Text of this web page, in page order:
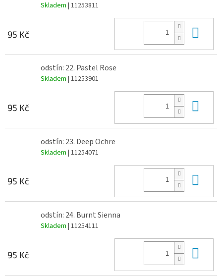
Skladem | 11253811
95 Kč
odstín: 22. Pastel Rose
Skladem | 11253901
95 Kč
odstín: 23. Deep Ochre
Skladem | 11254071
95 Kč
odstín: 24. Burnt Sienna
Skladem | 11254111
95 Kč